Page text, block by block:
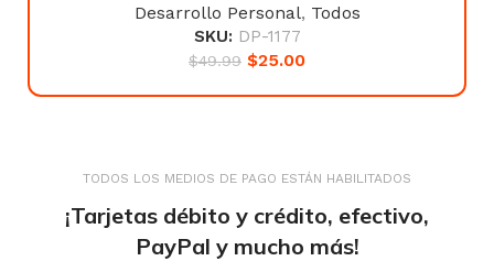
Desarrollo Personal, Todos
SKU: DP-1177
$49.99 $25.00
TODOS LOS MEDIOS DE PAGO ESTÁN HABILITADOS
¡Tarjetas débito y crédito, efectivo,
PayPal y mucho más!